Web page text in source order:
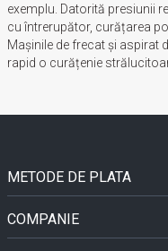
exemplu. Datorită presiunii
cu întrerupător, curățarea
Mașinile de frecat și aspirat
rapid o curățenie
METODE DE PLATA
COMPANIE